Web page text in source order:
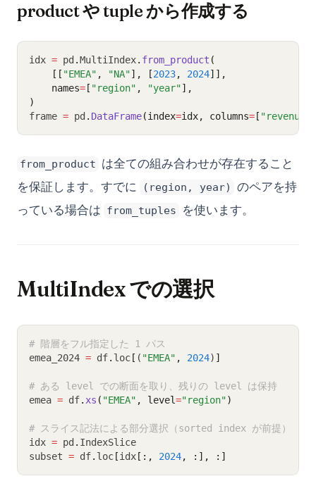
product や tuple から作成する
idx = pd .MultiIndex. from_product (
    [[
"EMEA" , "NA"], [2023, 2024]],
    names
= [ "region" , "year"],
)
frame = pd . DataFrame(index=idx, columns= [ "revenue"
from_product は全ての組み合わせが存在すること
を保証します。すでに
(region, year)
のペアを持
っている場合は from_tuples を使います。
MultiIndex での選択
# 階層をフル指定した 1 パス
emea_2024 = df. loc [ ( "EMEA" , 2024) ]
# ある level での断面を取り、残りの level は保持
emea = df. xs ( "EMEA" , level="region")
# スライス記法による部分選択（sorted index が前提）
idx = pd . IndexSlice
subset = df. loc [idx [:, 2024, :], :]